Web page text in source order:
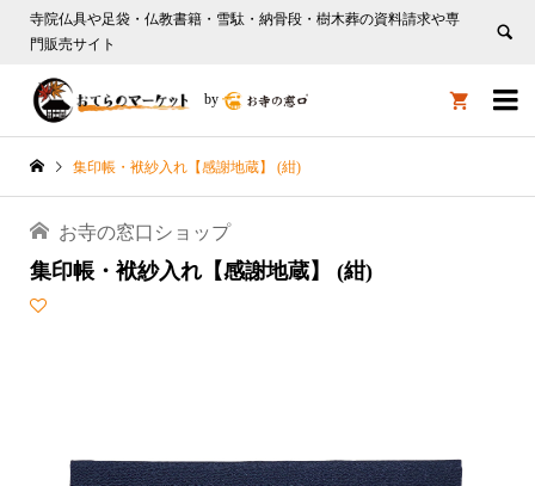
寺院仏具や足袋・仏教書籍・雪駄・納骨段・樹木葬の資料請求や専
門販売サイト

by 
集印帳・袱紗入れ【感謝地蔵】 (紺)
お寺の窓口ショップ
集印帳・袱紗入れ【感謝地蔵】 (紺)